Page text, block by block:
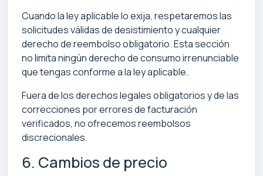
Cuando la ley aplicable lo exija, respetaremos las
solicitudes válidas de desistimiento y cualquier
derecho de reembolso obligatorio. Esta sección
no limita ningún derecho de consumo irrenunciable
que tengas conforme a la ley aplicable.
Fuera de los derechos legales obligatorios y de las
correcciones por errores de facturación
verificados, no ofrecemos reembolsos
discrecionales.
6. Cambios de precio